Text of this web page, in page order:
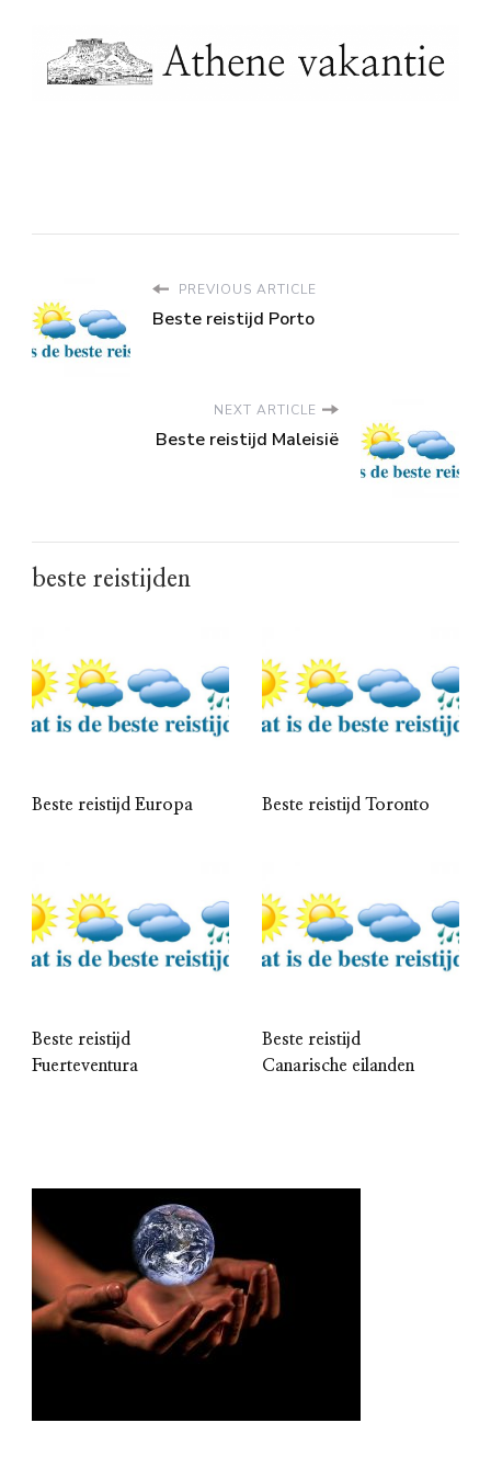
PREVIOUS ARTICLE
Beste reistijd Porto
NEXT ARTICLE
Beste reistijd Maleisië
beste reistijden
Beste reistijd Europa Beste reistijd Toronto
Beste reistijd
Fuerteventura
Beste reistijd
Canarische eilanden